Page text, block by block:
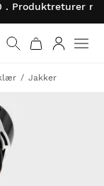
. Produktreturer
Jakker